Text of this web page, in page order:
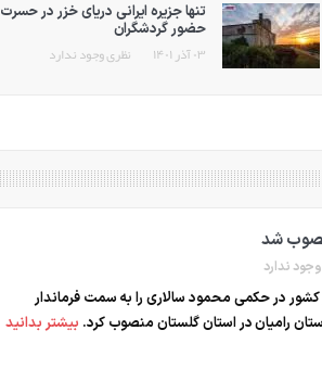
تنها جزیره ایرانی دریای خزر در حسرت
حضور گردشگران
۰۳ آذر ۱۴۰۱ نظری وجود ندارد
شد
ندارد
کشور در حکمی محمود سالاری را به سمت فرماندار
رامیان در استان گلستان منصوب کرد. بیشتر بدانید